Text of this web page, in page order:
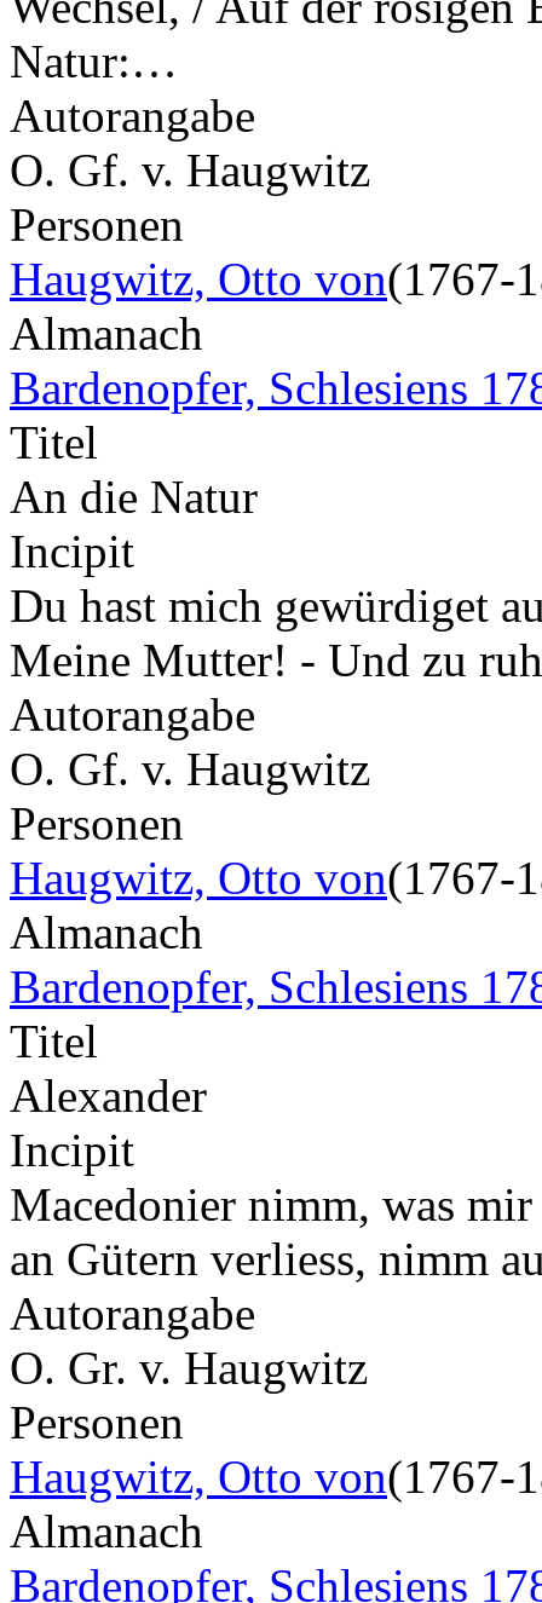
Natur:…
Autorangabe
O. Gf. v. Haugwitz
Personen
Haugwitz, Otto von(1767-
Almanach
Bardenopfer, Schlesiens
Titel
An die Natur
Incipit
Du hast mich gewürdiget
Meine Mutter! - Und zu
Autorangabe
O. Gf. v. Haugwitz
Personen
Haugwitz, Otto von(1767-
Almanach
Bardenopfer, Schlesiens
Titel
Alexander
Incipit
Macedonier nimm, was
an Gütern verliess, nimm
Autorangabe
O. Gr. v. Haugwitz
Personen
Haugwitz, Otto von(1767-
Almanach
Bardenopfer, Schlesiens